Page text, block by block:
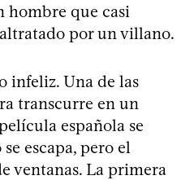
hombre que casi
por un villano.
infeliz. Una de las
transcurre en un
española se
escapa, pero el
ventanas. La primera